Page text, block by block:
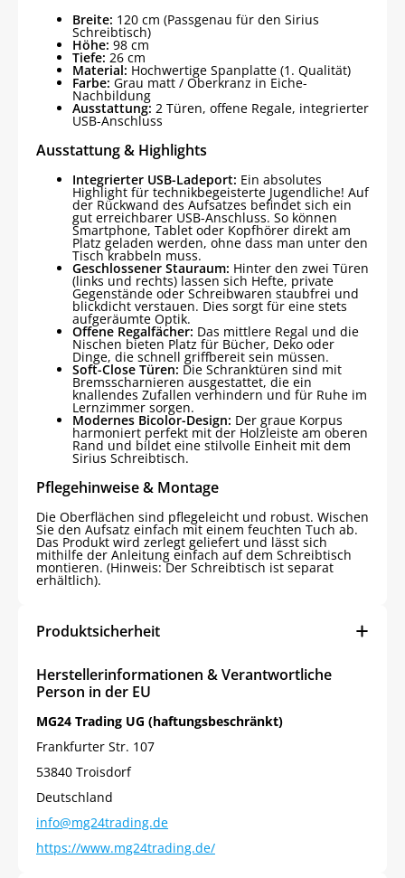
Breite: 120 cm (Passgenau für den Sirius
Schreibtisch)
Höhe: 98 cm
Tiefe: 26 cm
Material: Hochwertige Spanplatte (1. Qualität)
Farbe: Grau matt / Oberkranz in Eiche-
Nachbildung
Ausstattung: 2 Türen, offene Regale, integrierter
USB-Anschluss
Ausstattung & Highlights
Integrierter USB-Ladeport: Ein absolutes
Highlight für technikbegeisterte Jugendliche! Auf
der Rückwand des Aufsatzes befindet sich ein
gut erreichbarer USB-Anschluss. So können
Smartphone, Tablet oder Kopfhörer direkt am
Platz geladen werden, ohne dass man unter den
Tisch krabbeln muss.
Geschlossener Stauraum: Hinter den zwei Türen
(links und rechts) lassen sich Hefte, private
Gegenstände oder Schreibwaren staubfrei und
blickdicht verstauen. Dies sorgt für eine stets
aufgeräumte Optik.
Offene Regalfächer: Das mittlere Regal und die
Nischen bieten Platz für Bücher, Deko oder
Dinge, die schnell griffbereit sein müssen.
Soft-Close Türen: Die Schranktüren sind mit
Bremsscharnieren ausgestattet, die ein
knallendes Zufallen verhindern und für Ruhe im
Lernzimmer sorgen.
Modernes Bicolor-Design: Der graue Korpus
harmoniert perfekt mit der Holzleiste am oberen
Rand und bildet eine stilvolle Einheit mit dem
Sirius Schreibtisch.
Pflegehinweise & Montage
Die Oberflächen sind pflegeleicht und robust. Wischen
Sie den Aufsatz einfach mit einem feuchten Tuch ab.
Das Produkt wird zerlegt geliefert und lässt sich
mithilfe der Anleitung einfach auf dem Schreibtisch
montieren. (Hinweis: Der Schreibtisch ist separat
erhältlich).
Produktsicherheit
Herstellerinformationen & Verantwortliche
Person in der EU
MG24 Trading UG (haftungsbeschränkt)
Frankfurter Str. 107
53840 Troisdorf
Deutschland
info@mg24trading.de
https://www.mg24trading.de/